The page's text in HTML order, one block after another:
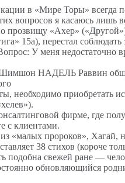
в «Мире Торы» всегда
вопросов я касаюсь лишь
прозвищу «Ахер»
15а), перестал соблюдать
У меня недостаточно
НАДЕЛЬ Раввин
необходимо приобретать
фирме, где
с клиентами.
«малых пророков», Хагай,
38 стихов (короче
свежей ране —
обновляющийся